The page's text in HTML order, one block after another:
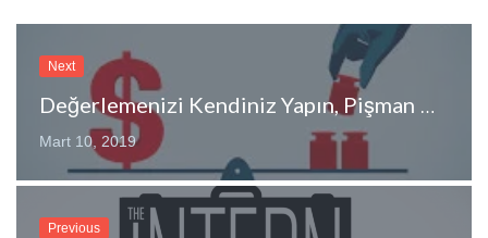
Next
Değerlemenizi Kendiniz Yapın, Pişman Olmayın!
Mart 10, 2019
Previous